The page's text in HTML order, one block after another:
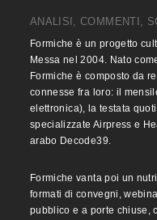
ANALISI, COMMENTI,
Formiche è un progetto
Messa nel 2004. Nato
Formiche è composto da
connesse fra loro: il
elettronica), la testata
specializzate Airpress e
arabo Decode39.
Formiche vanta poi un
formati di convegni,
pubblico e a porte chiuse,